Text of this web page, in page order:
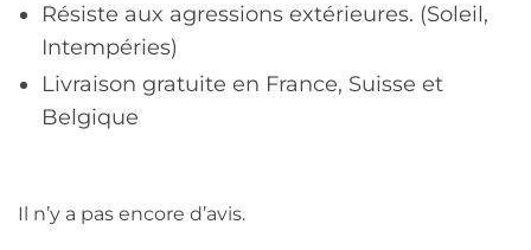
Résiste aux agressions extérieures. (Soleil,
Intempéries)
Livraison gratuite en France, Suisse et
Belgique
Il n’y a pas encore d’avis.